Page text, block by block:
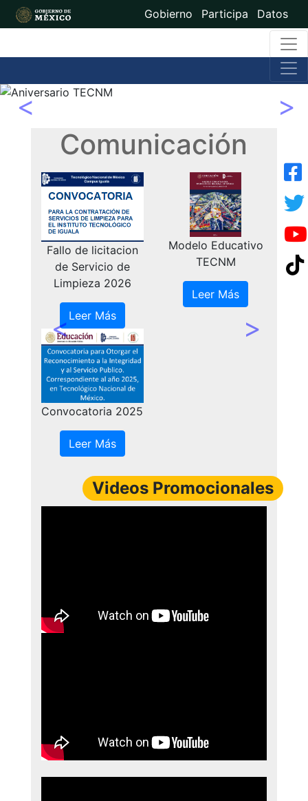
Gobierno Participa Datos
Previous Next
Comunicación
Fallo de licitacion
de Servicio de
Limpieza 2026
Leer Más
Modelo Educativo
TECNM
Leer Más
Convocatoria 2025
Leer Más
Oferta
en
Previous Next
Videos Promocionales